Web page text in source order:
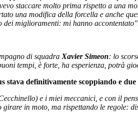
staccare molto prima rispetto a una
una modifica della forcella e anche
dei miglioramenti: mi hanno
di squadra Xavier Simeon: lo
tempi, è forte, ha esperienza, potrà
stava definitivamente scoppiando e
e i miei meccanici, e con il
in moto, ma rispettando le